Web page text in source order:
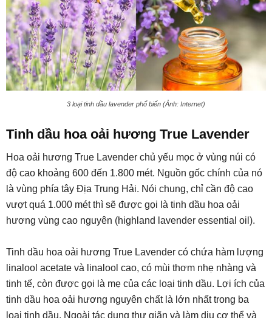
3 loại tinh dầu lavender phổ biến (Ảnh: Internet)
Tinh dầu hoa oải hương True Lavender
Hoa oải hương True Lavender chủ yếu mọc ở vùng núi có
độ cao khoảng 600 đến 1.800 mét. Nguồn gốc chính của nó
là vùng phía tây Địa Trung Hải. Nói chung, chỉ cần độ cao
vượt quá 1.000 mét thì sẽ được gọi là tinh dầu hoa oải
hương vùng cao nguyên (highland lavender essential oil).
Tinh dầu hoa oải hương True Lavender có chứa hàm lượng
linalool acetate và linalool cao, có mùi thơm nhẹ nhàng và
tinh tế, còn được gọi là mẹ của các loại tinh dầu. Lợi ích của
tinh dầu hoa oải hương nguyên chất là lớn nhất trong ba
loại tinh dầu. Ngoài tác dụng thư giãn và làm dịu cơ thể và